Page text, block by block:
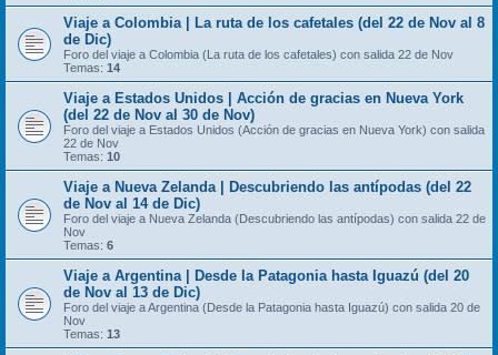
Viaje a Colombia | La ruta de los cafetales (del 22 de Nov al 8
de Dic)
Foro del viaje a Colombia (La ruta de los cafetales) con salida 22 de Nov
Temas: 14
Viaje a Estados Unidos | Acción de gracias en Nueva York
(del 22 de Nov al 30 de Nov)
Foro del viaje a Estados Unidos (Acción de gracias en Nueva York) con salida
22 de Nov
Temas: 10
Viaje a Nueva Zelanda | Descubriendo las antípodas (del 22
de Nov al 14 de Dic)
Foro del viaje a Nueva Zelanda (Descubriendo las antípodas) con salida 22 de
Nov
Temas: 6
Viaje a Argentina | Desde la Patagonia hasta Iguazú (del 20
de Nov al 13 de Dic)
Foro del viaje a Argentina (Desde la Patagonia hasta Iguazú) con salida 20 de
Nov
Temas: 13